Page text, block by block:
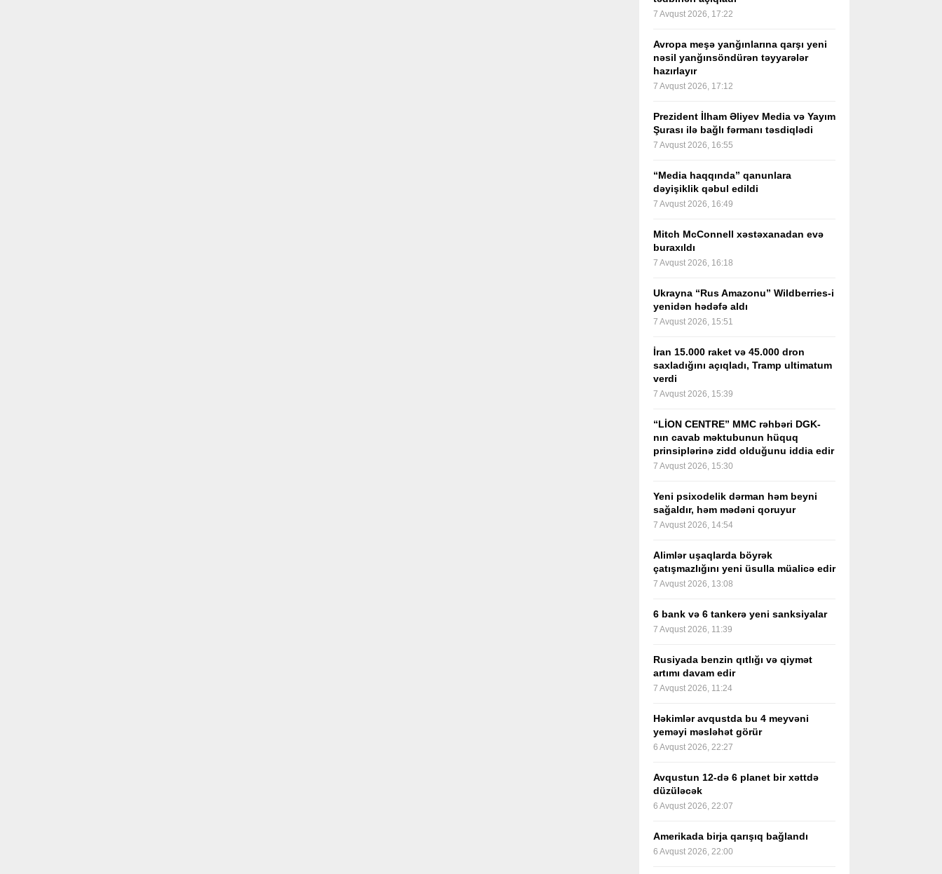
7 Avqust 2026, 17:22
Avropa meşə yanğınlarına qarşı yeni
nəsil yanğınsöndürən təyyarələr
hazırlayır
7 Avqust 2026, 17:12
Prezident İlham Əliyev Media və Yayım
Şurası ilə bağlı fərmanı təsdiqlədi
7 Avqust 2026, 16:55
“Media haqqında” qanunlara
dəyişiklik qəbul edildi
7 Avqust 2026, 16:49
Mitch McConnell xəstəxanadan evə
buraxıldı
7 Avqust 2026, 16:18
Ukrayna “Rus Amazonu” Wildberries-i
yenidən hədəfə aldı
7 Avqust 2026, 15:51
İran 15.000 raket və 45.000 dron
saxladığını açıqladı, Tramp ultimatum
verdi
7 Avqust 2026, 15:39
“LİON CENTRE” MMC rəhbəri DGK-
nın cavab məktubunun hüquq
prinsiplərinə zidd olduğunu iddia edir
7 Avqust 2026, 15:30
Yeni psixodelik dərman həm beyni
sağaldır, həm mədəni qoruyur
7 Avqust 2026, 14:54
Alimlər uşaqlarda böyrək
çatışmazlığını yeni üsulla müalicə edir
7 Avqust 2026, 13:08
6 bank və 6 tankerə yeni sanksiyalar
7 Avqust 2026, 11:39
Rusiyada benzin qıtlığı və qiymət
artımı davam edir
7 Avqust 2026, 11:24
Həkimlər avqustda bu 4 meyvəni
yeməyi məsləhət görür
6 Avqust 2026, 22:27
Avqustun 12-də 6 planet bir xəttdə
düzüləcək
6 Avqust 2026, 22:07
Amerikada birja qarışıq bağlandı
6 Avqust 2026, 22:00